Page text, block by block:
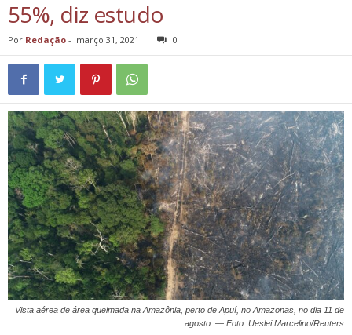
55%, diz estudo
Por Redação - março 31, 2021 0
Vista aérea de área queimada na Amazônia, perto de Apuí, no Amazonas, no dia 11 de
agosto. — Foto: Ueslei Marcelino/Reuters